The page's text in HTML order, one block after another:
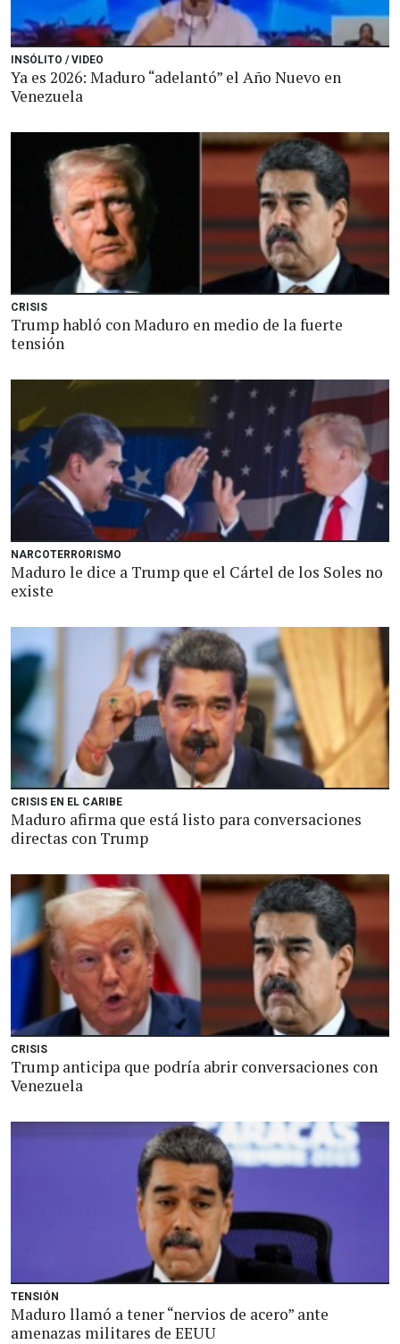
INSÓLITO / VIDEO
Ya es 2026: Maduro “adelantó” el Año Nuevo en
Venezuela
CRISIS
Trump habló con Maduro en medio de la fuerte
tensión
NARCOTERRORISMO
Maduro le dice a Trump que el Cártel de los Soles no
existe
CRISIS EN EL CARIBE
Maduro afirma que está listo para conversaciones
directas con Trump
CRISIS
Trump anticipa que podría abrir conversaciones con
Venezuela
TENSIÓN
Maduro llamó a tener “nervios de acero” ante
amenazas militares de EEUU